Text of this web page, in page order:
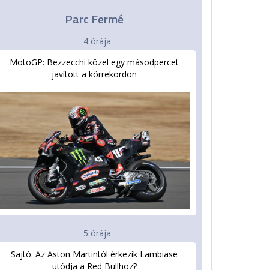
Parc Fermé
4 órája
MotoGP: Bezzecchi közel egy másodpercet
javított a körrekordon
5 órája
Sajtó: Az Aston Martintól érkezik Lambiase
utódja a Red Bullhoz?